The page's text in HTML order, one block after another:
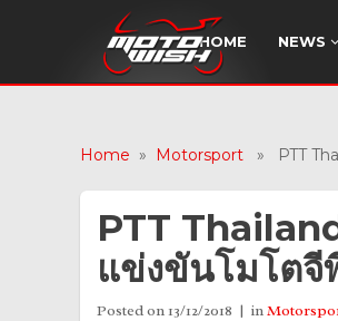
HOME NEWS
Home » Motorsport » PTT
PTT
แข่งขันโมโตจี
Posted on13/12/2018 in